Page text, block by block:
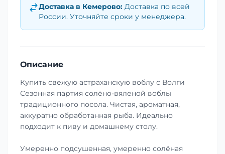
Доставка в Кемерово: Доставка по всей
России. Уточняйте сроки у менеджера.
Описание
Купить свежую астраханскую воблу с Волги
Сезонная партия солёно-вяленой воблы
традиционного посола. Чистая, ароматная,
аккуратно обработанная рыба. Идеально
подходит к пиву и домашнему столу.
Умеренно подсушенная, умеренно солёная